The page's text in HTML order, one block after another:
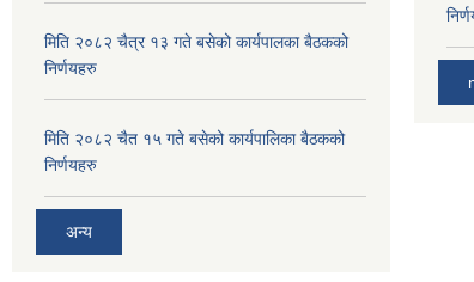
मिति २०८२ चैत्र १३ गते बसेको कार्यपालका बैठकको
निर्णयहरु
मिति २०८२ चैत १५ गते बसेको कार्यपालिका बैठकको
निर्णयहरु
अन्य